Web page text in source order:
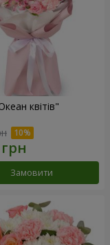
квітів"
Замовити